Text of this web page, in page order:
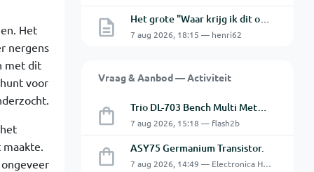
Het grote "Waar krijg ik dit onderdeel" topic Deel 11
7 aug 2026, 18:15 — henri62
Vraag & Aanbod — Activiteit
Trio DL-703 Bench Multi Meter **VERKOCHT**
7 aug 2026, 15:18 — flash2b
ASY75 Germanium Transistor.
7 aug 2026, 14:49 — Electronica Hobbyist
Het
nergens
met dit
voor